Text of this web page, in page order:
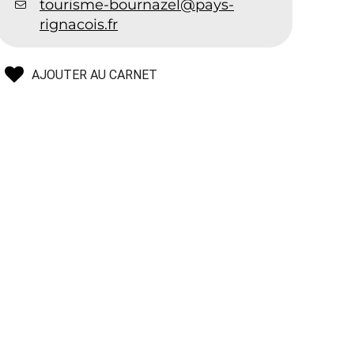
tourisme-bournazel@pays-
rignacois.fr
AJOUTER AU CARNET